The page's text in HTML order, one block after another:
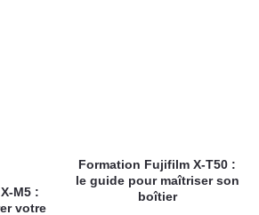
M5 :
votre
Formation Fujifilm X-T50 :
le guide pour maîtriser son
boîtier